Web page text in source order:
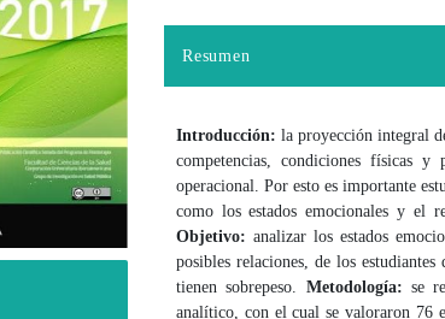
Resumen
Introducción: la proyección integral
competencias, condiciones físicas y
operacional. Por esto es importante
como los estados emocionales y el
Objetivo: analizar los estados
posibles relaciones, de los
tienen sobrepeso. Metodología: se
analítico, con el cual se valoraron 76